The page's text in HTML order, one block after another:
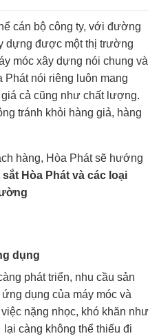
cán bộ công ty, với đường
dựng được một thị trường
móc xây dựng nói chung và
Phát nói riêng luôn mang
cả cũng như chất lượng.
tránh khỏi hàng giả, hàng
hàng, Hòa Phát sẽ hướng
Hòa Phát và các loại
dụng
phát triển, nhu cầu sản
dụng của máy móc và
nặng nhọc, khó khăn như
càng không thể thiếu đi